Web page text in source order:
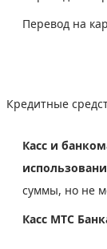
Перевод на
Кредитные
Касс и
суммы, но не
Касс МТС